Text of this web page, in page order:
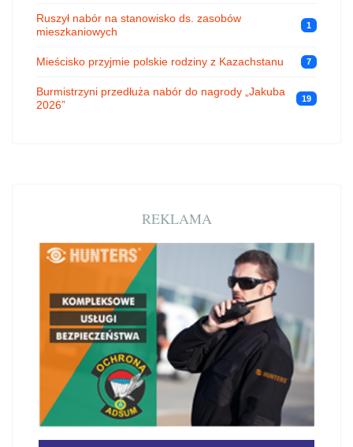
Ruszył nabór na stanowisko ds. zasobów
mieszkaniowych
1
Mieścisko przyjmie polskie rodziny z Kazachstanu 7
Burmistrzyni przedłuża nabór do nagrody „Jakuba
2026”
19
REKLAMA